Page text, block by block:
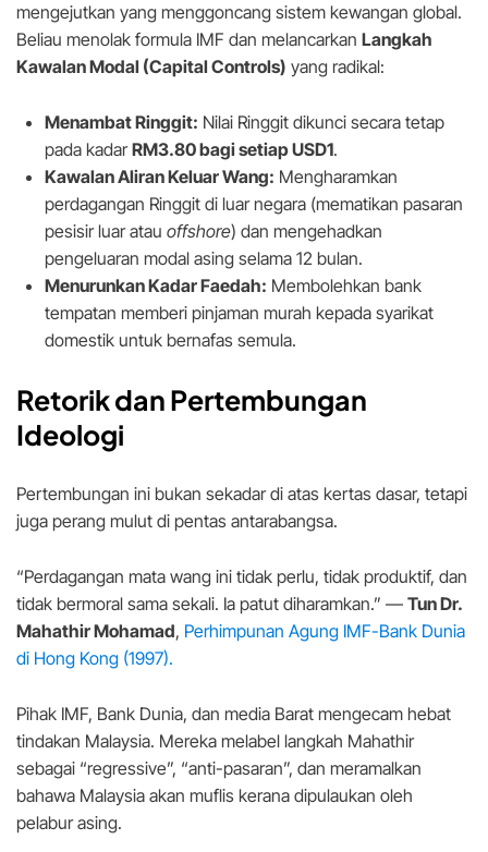
mengejutkan yang menggoncang sistem kewangan global.
Beliau menolak formula IMF dan melancarkan Langkah
Kawalan Modal (Capital Controls) yang radikal:
Menambat Ringgit: Nilai Ringgit dikunci secara tetap
pada kadarRM3.80 bagi setiap USD1.
Kawalan Aliran Keluar Wang: Mengharamkan
perdagangan Ringgit di luar negara (mematikan pasaran
pesisir luar atau offshore) dan mengehadkan
pengeluaran modal asing selama 12 bulan.
Menurunkan Kadar Faedah: Membolehkan bank
tempatan memberi pinjaman murah kepada syarikat
domestik untuk bernafas semula.
Retorik dan Pertembungan
Ideologi
Pertembungan ini bukan sekadar di atas kertas dasar, tetapi
juga perang mulut di pentas antarabangsa.
“Perdagangan mata wang ini tidak perlu, tidak produktif, dan
tidak bermoral sama sekali. Ia patut diharamkan.” — Tun Dr.
Mahathir Mohamad, Perhimpunan Agung IMF-Bank Dunia
di Hong Kong (1997).
Pihak IMF, Bank Dunia, dan media Barat mengecam hebat
tindakan Malaysia. Mereka melabel langkah Mahathir
sebagai “regressive”, “anti-pasaran”, dan meramalkan
bahawa Malaysia akan muflis kerana dipulaukan oleh
pelabur asing.